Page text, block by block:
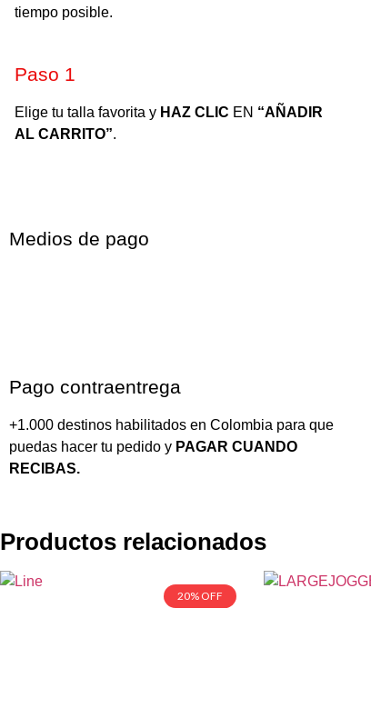
tiempo posible.
Paso 1​
Elige tu talla favorita y HAZ CLIC EN “AÑADIR
AL CARRITO”.
Medios de pago
Pago contraentrega
+1.000 destinos habilitados en Colombia para que
puedas hacer tu pedido y PAGAR CUANDO
RECIBAS.
Productos relacionados
20% OFF